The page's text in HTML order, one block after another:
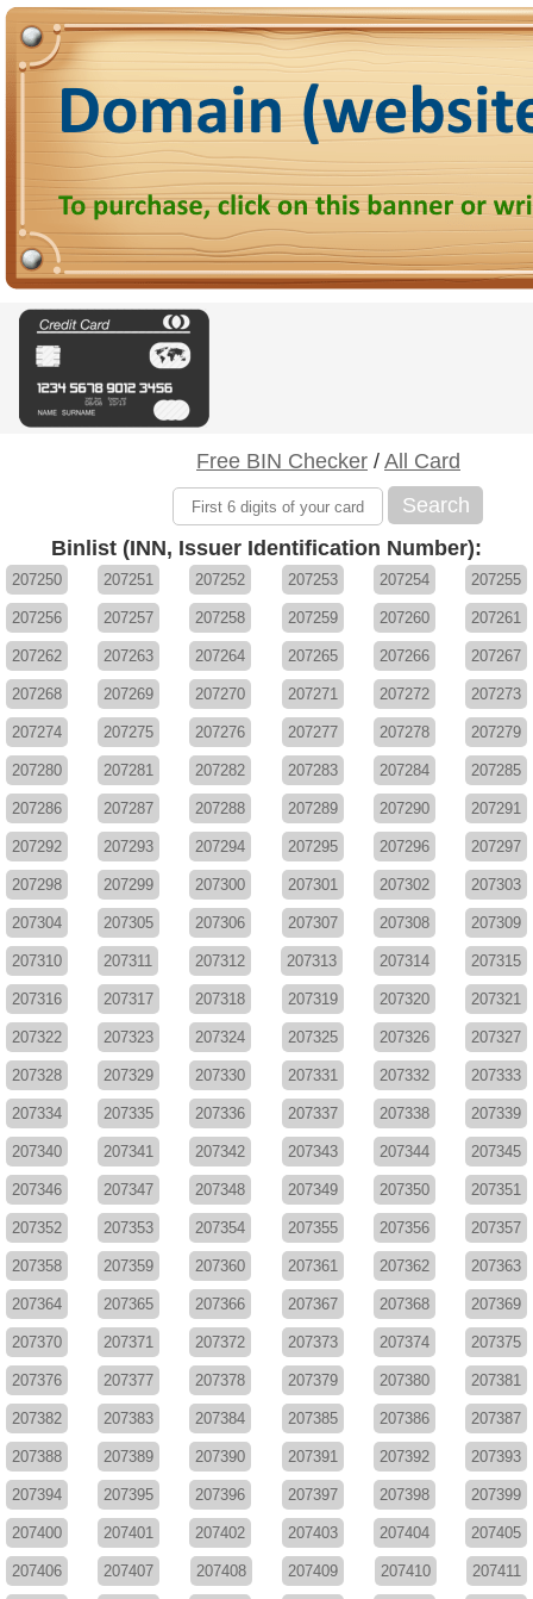
Free BIN Checker / All Card
Search
Binlist (INN, Issuer Identification Number):
207250 207251 207252 207253 207254 207255
207256 207257 207258 207259 207260 207261
207262 207263 207264 207265 207266 207267
207268 207269 207270 207271 207272 207273
207274 207275 207276 207277 207278 207279
207280 207281 207282 207283 207284 207285
207286 207287 207288 207289 207290 207291
207292 207293 207294 207295 207296 207297
207298 207299 207300 207301 207302 207303
207304 207305 207306 207307 207308 207309
207310 207311 207312 207313 207314 207315
207316 207317 207318 207319 207320 207321
207322 207323 207324 207325 207326 207327
207328 207329 207330 207331 207332 207333
207334 207335 207336 207337 207338 207339
207340 207341 207342 207343 207344 207345
207346 207347 207348 207349 207350 207351
207352 207353 207354 207355 207356 207357
207358 207359 207360 207361 207362 207363
207364 207365 207366 207367 207368 207369
207370 207371 207372 207373 207374 207375
207376 207377 207378 207379 207380 207381
207382 207383 207384 207385 207386 207387
207388 207389 207390 207391 207392 207393
207394 207395 207396 207397 207398 207399
207400 207401 207402 207403 207404 207405
207406 207407 207408 207409 207410 207411